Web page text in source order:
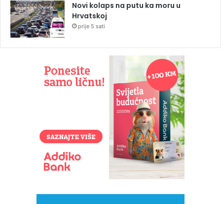
Novi kolaps na putu ka moru u
Hrvatskoj
prije 5 sati